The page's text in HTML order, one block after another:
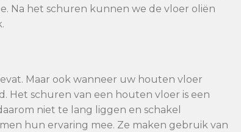
Na het schuren kunnen we de vloer oliën
Maar ook wanneer uw houten vloer
Het schuren van een houten vloer is een
niet te lang liggen en schakel
hun ervaring mee. Ze maken gebruik van